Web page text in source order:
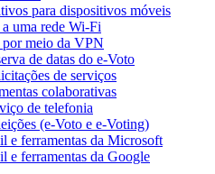
para dispositivos móveis
uma rede Wi-Fi
por meio da VPN
de datas do e-Voto
de serviços
colaborativas
de telefonia
(e-Voto e e-Voting)
e ferramentas da Microsoft
e ferramentas da Google